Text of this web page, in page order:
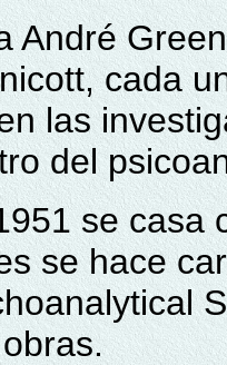
André
cada
las
del
se casa
se hace